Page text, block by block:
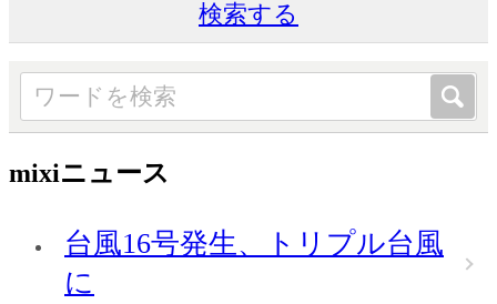
検索する
mixiニュース
台風16号発生、トリプル台風
に